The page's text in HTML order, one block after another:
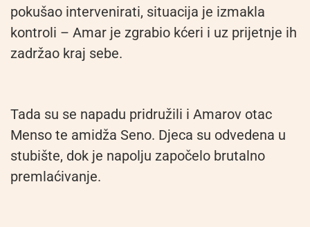
pokušao intervenirati, situacija je izmakla
kontroli – Amar je zgrabio kćeri i uz prijetnje ih
zadržao kraj sebe.
Tada su se napadu pridružili i Amarov otac
Menso te amidža Seno. Djeca su odvedena u
stubište, dok je napolju započelo brutalno
premlaćivanje.